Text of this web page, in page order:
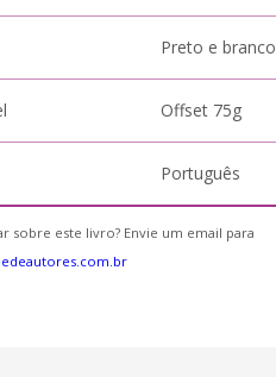
Preto e branco
Offset 75g
Português
sobre este livro? Envie um email para